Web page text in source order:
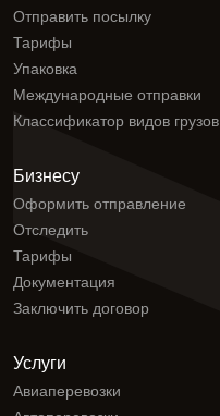
Отправить посылку
Тарифы
Упаковка
Международные отправки
Классификатор видов грузов
Бизнесу
Оформить отправление
Отследить
Тарифы
Документация
Заключить договор
Услуги
Авиаперевозки